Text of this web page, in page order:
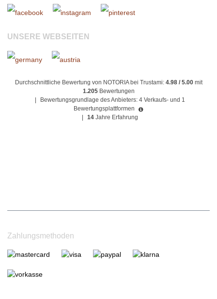
UNSERE WEBSEITEN
Durchschnittliche Bewertung von NOTORIA bei Trustami: 4.98 / 5.00mit
1.205 Bewertungen
Bewertungsgrundlage des Anbieters: 4 Verkaufs- und 1
Bewertungsplattformen
14 Jahre Erfahrung
Zahlungsmethoden